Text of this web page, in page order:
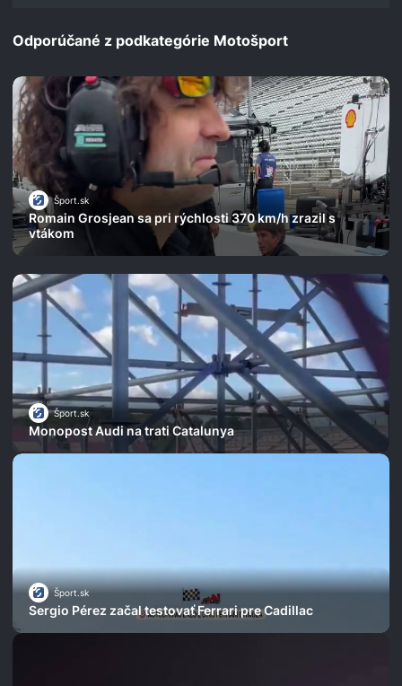
Odporúčané z podkategórie Motošport
Šport.sk
Romain Grosjean sa pri rýchlosti 370 km/h zrazil s
vtákom
Šport.sk
Monopost Audi na trati Catalunya
Šport.sk
Sergio Pérez začal testovať Ferrari pre Cadillac